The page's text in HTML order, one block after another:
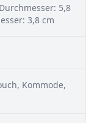
5,8
3,8 cm
Kommode,